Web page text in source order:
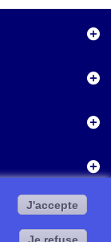
J'accepte